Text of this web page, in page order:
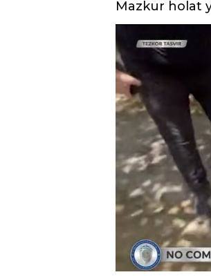
Mazkur holat